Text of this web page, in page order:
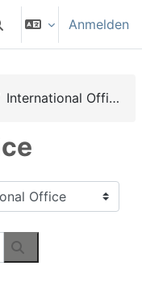
umschalten
Anmelden
International Office
Kurse suchen